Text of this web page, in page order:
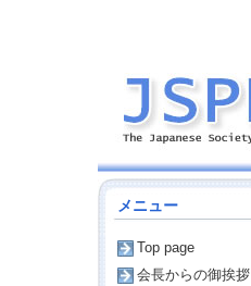
メニュー
Top page
会長からの御挨拶